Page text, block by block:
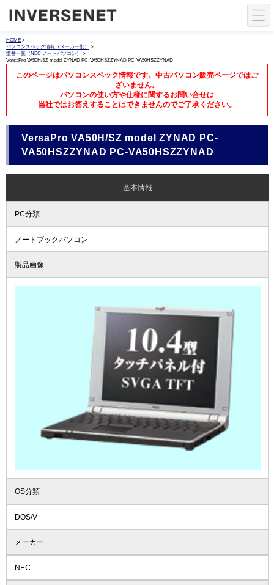
HOME >
パソコンスペック情報（メーカー別）
>
型番一覧（NEC ノートパソコン）
>
VersaPro VA50H/SZ model ZYNAD PC-VA50HSZZYNAD PC-VA50HSZZYNAD
このページはパソコンスペック情報です。中古パソコン販売ページではご
ざいません。
パソコンの使い方や仕様に関するお問い合せは
当社ではお答えすることはできませんのでご了承ください。
VersaPro VA50H/SZ model ZYNAD PC-
VA50HSZZYNAD PC-VA50HSZZYNAD
基本情報
PC分類
ノートブックパソコン
製品画像
OS分類
DOS/V
メーカー
NEC